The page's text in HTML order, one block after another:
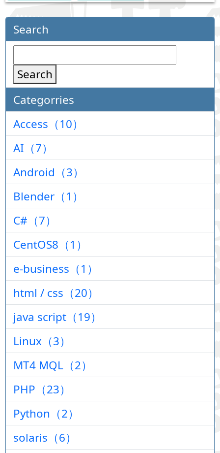
Search
Search
Categorries
Access（10）
AI（7）
Android（3）
Blender（1）
C#（7）
CentOS8（1）
e-business（1）
html / css（20）
java script（19）
Linux（3）
MT4 MQL（2）
PHP（23）
Python（2）
solaris（6）